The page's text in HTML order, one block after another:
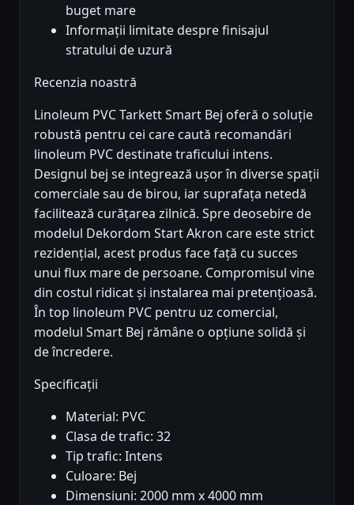
buget mare
Informații limitate despre finisajul
stratului de uzură
Recenzia noastră
Linoleum PVC Tarkett Smart Bej oferă o soluție
robustă pentru cei care caută recomandări
linoleum PVC destinate traficului intens.
Designul bej se integrează ușor în diverse spații
comerciale sau de birou, iar suprafața netedă
facilitează curățarea zilnică. Spre deosebire de
modelul Dekordom Start Akron care este strict
rezidențial, acest produs face față cu succes
unui flux mare de persoane. Compromisul vine
din costul ridicat și instalarea mai pretențioasă.
În top linoleum PVC pentru uz comercial,
modelul Smart Bej rămâne o opțiune solidă și
de încredere.
Specificații
Material: PVC
Clasa de trafic: 32
Tip trafic: Intens
Culoare: Bej
Dimensiuni: 2000 mm x 4000 mm